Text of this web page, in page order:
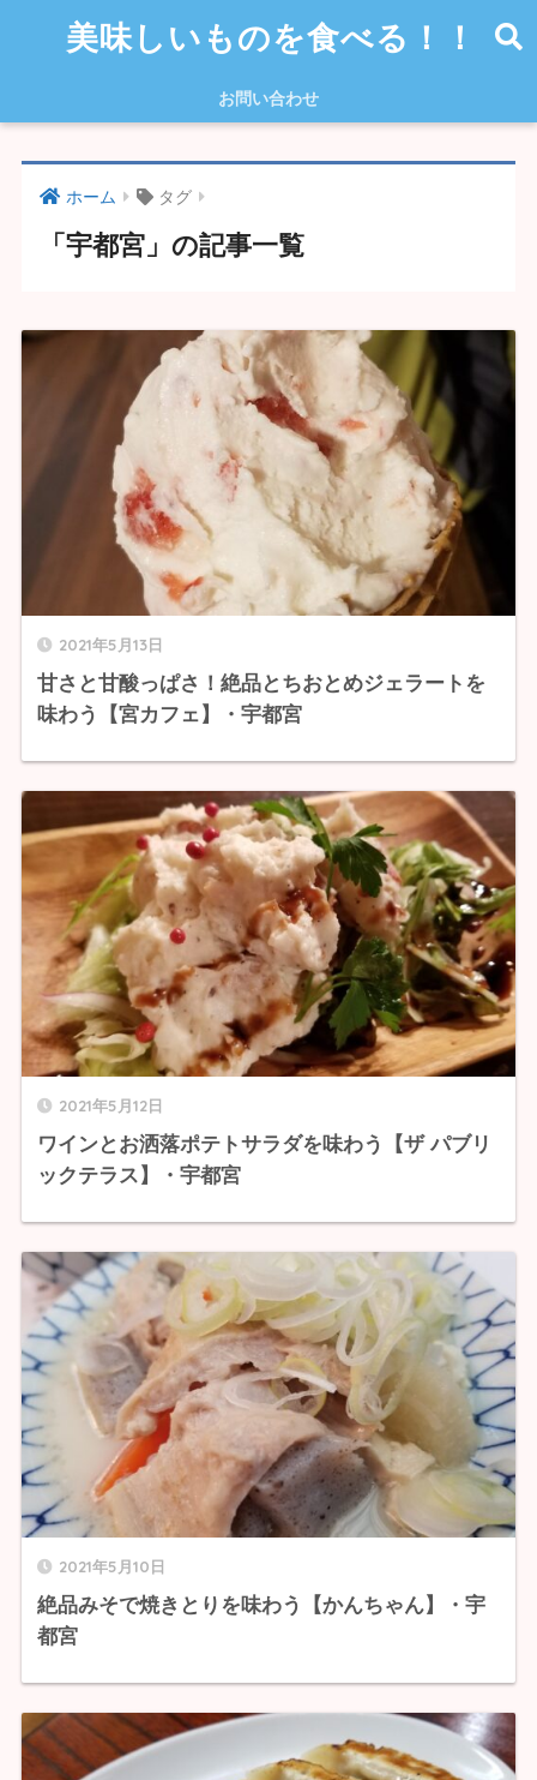
美味しいものを食べる！！
お問い合わせ
ホーム タグ
「宇都宮」の記事一覧
2021年5月13日
甘さと甘酸っぱさ！絶品とちおとめジェラートを
味わう【宮カフェ】・宇都宮
2021年5月12日
ワインとお洒落ポテトサラダを味わう【ザ パブリ
ックテラス】・宇都宮
2021年5月10日
絶品みそで焼きとりを味わう【かんちゃん】・宇
都宮